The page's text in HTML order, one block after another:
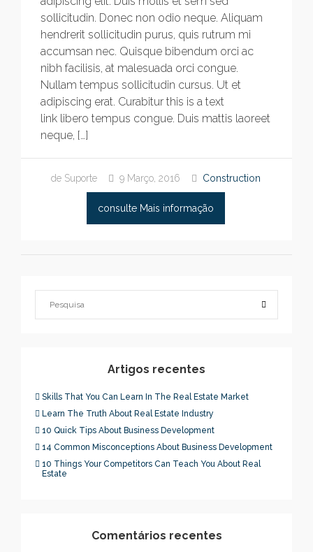
sollicitudin. Donec non odio neque. Aliquam
hendrerit sollicitudin purus, quis rutrum mi
accumsan nec. Quisque bibendum orci ac
nibh facilisis, at malesuada orci congue.
Nullam tempus sollicitudin cursus. Ut et
adipiscing erat. Curabitur this is a text
link libero tempus congue. Duis mattis laoreet
neque, […]
de Suporte 9 Março, 2016 Construction
consulte Mais informação
Artigos recentes
Skills That You Can Learn In The Real Estate Market
Learn The Truth About Real Estate Industry
10 Quick Tips About Business Development
14 Common Misconceptions About Business Development
10 Things Your Competitors Can Teach You About Real
Estate
Comentários recentes